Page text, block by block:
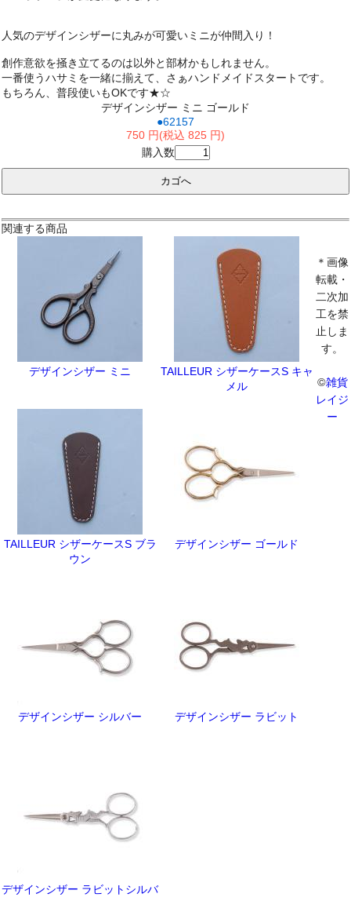
人気のデザインシザーに丸みが可愛いミニが仲間入り！
創作意欲を掻き立てるのは以外と部材かもしれません。
一番使うハサミを一緒に揃えて、さぁハンドメイドスタートです。
もちろん、普段使いもOKです★☆
デザインシザー ミニ ゴールド
●62157
750 円(税込 825 円)
購入数
関連する商品
デザインシザー ミニ
TAILLEUR シザーケースS キャ
メル
TAILLEUR シザーケースS ブラ
ウン
デザインシザー ゴールド
デザインシザー シルバー デザインシザー ラビット
デザインシザー ラビットシルバ
＊画像
転載・
二次加
工を禁
止しま
す。
©雑貨
レイジ
ー